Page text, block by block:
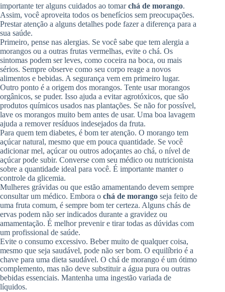
importante ter alguns cuidados ao tomarchá de morango.
Assim, você aproveita todos os benefícios sem preocupações.
Prestar atenção a alguns detalhes pode fazer a diferença para a
sua saúde.
Primeiro, pense nas alergias. Se você sabe que tem alergia a
morangos ou a outras frutas vermelhas, evite o chá. Os
sintomas podem ser leves, como coceira na boca, ou mais
sérios. Sempre observe como seu corpo reage a novos
alimentos e bebidas. A segurança vem em primeiro lugar.
Outro ponto é a origem dos morangos. Tente usar morangos
orgânicos, se puder. Isso ajuda a evitar agrotóxicos, que são
produtos químicos usados nas plantações. Se não for possível,
lave os morangos muito bem antes de usar. Uma boa lavagem
ajuda a remover resíduos indesejados da fruta.
Para quem tem diabetes, é bom ter atenção. O morango tem
açúcar natural, mesmo que em pouca quantidade. Se você
adicionar mel, açúcar ou outros adoçantes ao chá, o nível de
açúcar pode subir. Converse com seu médico ou nutricionista
sobre a quantidade ideal para você. É importante manter o
controle da glicemia.
Mulheres grávidas ou que estão amamentando devem sempre
consultar um médico. Embora o chá de morango seja feito de
uma fruta comum, é sempre bom ter certeza. Alguns chás de
ervas podem não ser indicados durante a gravidez ou
amamentação. É melhor prevenir e tirar todas as dúvidas com
um profissional de saúde.
Evite o consumo excessivo. Beber muito de qualquer coisa,
mesmo que seja saudável, pode não ser bom. O equilíbrio é a
chave para uma dieta saudável. O chá de morango é um ótimo
complemento, mas não deve substituir a água pura ou outras
bebidas essenciais. Mantenha uma ingestão variada de
líquidos.